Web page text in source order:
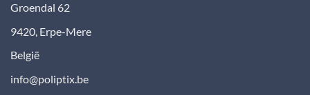
Groendal 62
9420 Erpe-Mere
België
info@poliptix.be